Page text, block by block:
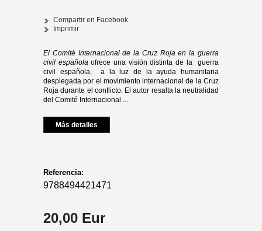
Compartir en Facebook
Imprimir
El Comité Internacionalde la Cruz Rojaen laguerra
civil españolaofrece una visión distinta de la guerra
civil española, a la luz de la ayuda humanita­ria
desplegada por el movimiento internacional de la Cruz
Roja durante el conflicto. El autor resalta la neutralidad
del Comité Internacional ...
Más detalles
Referencia:
9788494421471
20,00 Eur